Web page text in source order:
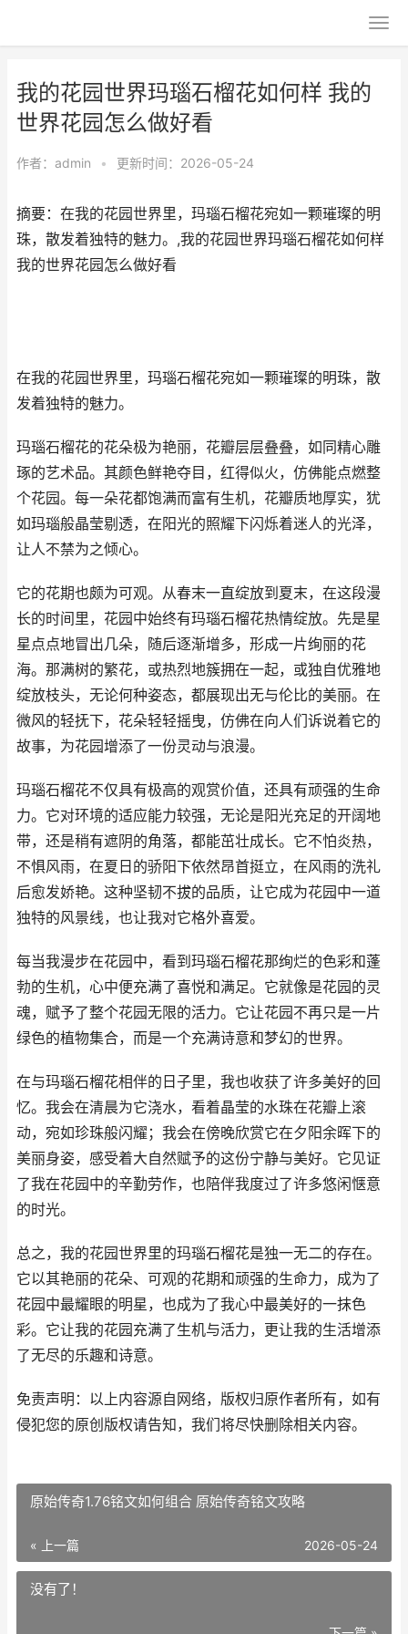
我的花园世界玛瑙石榴花如何样 我的
世界花园怎么做好看
作者： admin • 更新时间：2026-05-24
摘要：在我的花园世界里，玛瑙石榴花宛如一颗璀璨的明
珠，散发着独特的魅力。,我的花园世界玛瑙石榴花如何样
我的世界花园怎么做好看
在我的花园世界里，玛瑙石榴花宛如一颗璀璨的明珠，散
发着独特的魅力。
玛瑙石榴花的花朵极为艳丽，花瓣层层叠叠，如同精心雕
琢的艺术品。其颜色鲜艳夺目，红得似火，仿佛能点燃整
个花园。每一朵花都饱满而富有生机，花瓣质地厚实，犹
如玛瑙般晶莹剔透，在阳光的照耀下闪烁着迷人的光泽，
让人不禁为之倾心。
它的花期也颇为可观。从春末一直绽放到夏末，在这段漫
长的时间里，花园中始终有玛瑙石榴花热情绽放。先是星
星点点地冒出几朵，随后逐渐增多，形成一片绚丽的花
海。那满树的繁花，或热烈地簇拥在一起，或独自优雅地
绽放枝头，无论何种姿态，都展现出无与伦比的美丽。在
微风的轻抚下，花朵轻轻摇曳，仿佛在向人们诉说着它的
故事，为花园增添了一份灵动与浪漫。
玛瑙石榴花不仅具有极高的观赏价值，还具有顽强的生命
力。它对环境的适应能力较强，无论是阳光充足的开阔地
带，还是稍有遮阴的角落，都能茁壮成长。它不怕炎热，
不惧风雨，在夏日的骄阳下依然昂首挺立，在风雨的洗礼
后愈发娇艳。这种坚韧不拔的品质，让它成为花园中一道
独特的风景线，也让我对它格外喜爱。
每当我漫步在花园中，看到玛瑙石榴花那绚烂的色彩和蓬
勃的生机，心中便充满了喜悦和满足。它就像是花园的灵
魂，赋予了整个花园无限的活力。它让花园不再只是一片
绿色的植物集合，而是一个充满诗意和梦幻的世界。
在与玛瑙石榴花相伴的日子里，我也收获了许多美好的回
忆。我会在清晨为它浇水，看着晶莹的水珠在花瓣上滚
动，宛如珍珠般闪耀；我会在傍晚欣赏它在夕阳余晖下的
美丽身姿，感受着大自然赋予的这份宁静与美好。它见证
了我在花园中的辛勤劳作，也陪伴我度过了许多悠闲惬意
的时光。
总之，我的花园世界里的玛瑙石榴花是独一无二的存在。
它以其艳丽的花朵、可观的花期和顽强的生命力，成为了
花园中最耀眼的明星，也成为了我心中最美好的一抹色
彩。它让我的花园充满了生机与活力，更让我的生活增添
了无尽的乐趣和诗意。
免责声明：以上内容源自网络，版权归原作者所有，如有
侵犯您的原创版权请告知，我们将尽快删除相关内容。
原始传奇1.76铭文如何组合 原始传奇铭文攻略
« 上一篇 2026-05-24
没有了！